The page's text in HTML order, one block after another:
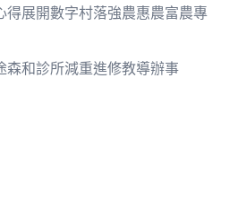
得展開數字村落強農惠農富農專
森和診所減重進修教導辦事